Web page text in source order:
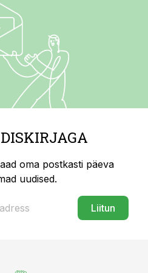
oma postkasti päeva
uudised.
Liitun